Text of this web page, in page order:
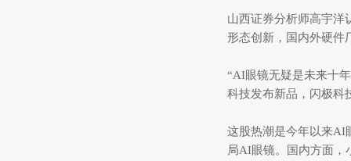
山西证券分析师高宇洋
形态创新，国内外硬
“AI眼镜无疑是未来十
科技发布新品，闪极科
这股热潮是今年以来AI
局AI眼镜。国内方面，